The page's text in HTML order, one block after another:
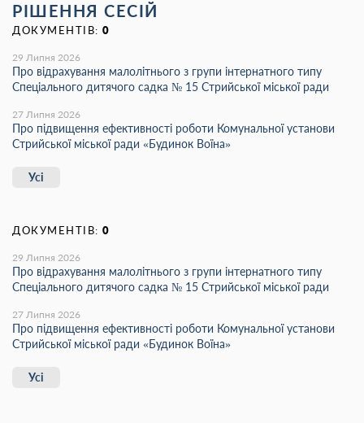
РІШЕННЯ СЕСІЙ
ДОКУМЕНТІВ: 0
29 Липня 2026
Про відрахування малолітнього з групи інтернатного типу
Спеціального дитячого садка № 15 Стрийської міської ради
27 Липня 2026
Про підвищення ефективності роботи Комунальної установи
Стрийської міської ради «Будинок Воїна»
Усі
ДОКУМЕНТІВ: 0
29 Липня 2026
Про відрахування малолітнього з групи інтернатного типу
Спеціального дитячого садка № 15 Стрийської міської ради
27 Липня 2026
Про підвищення ефективності роботи Комунальної установи
Стрийської міської ради «Будинок Воїна»
Усі